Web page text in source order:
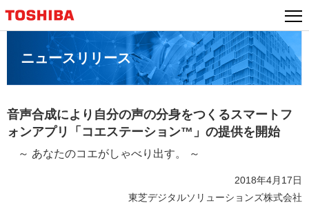
ジ
プ
ニュースリリース
音声合成により自分の声の分身をつくるスマートフ
ォンアプリ「コエステーション™」の提供を開始
～ あなたのコエがしゃべり出す。 ～
2018年4月17日
東芝デジタルソリューションズ株式会社